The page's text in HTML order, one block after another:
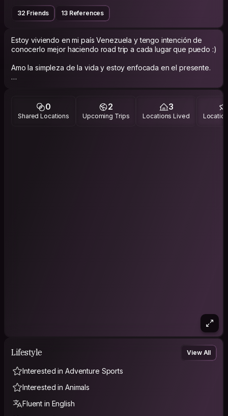
32 Friends 13 References
Estoy viviendo en mi país Venezuela y tengo intención de
conocerlo mejor haciendo road trip a cada lugar que puedo :)
Amo la simpleza de la vida y estoy enfocada en el presente.
En cada persona existe un universo y el intercambio
0
Shared Locations
2
Upcoming Trips
3
Locations Lived
Lifestyle View All
Interested in Adventure Sports
Interested in Animals
Fluent in English